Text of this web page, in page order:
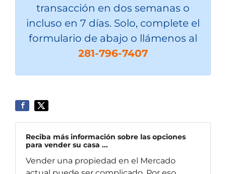
transacción en dos semanas o
incluso en 7 días. Solo, complete el
formulario de abajo o llámenos al
281-796-7407
Reciba más información sobre las opciones
para vender su casa ...
Vender una propiedad en el Mercado